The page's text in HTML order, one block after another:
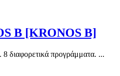
B [KRONOS B]
8 διαφορετικά προγράμματα. ...